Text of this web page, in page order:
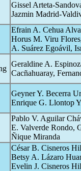
Gissel Arteta-
Jazmin Madrid-
Efrain A. Cehua
Horus M. Viru
A. Suárez Egoávil,
Geraldine A.
Cacñahuaray,
Geyner Y. Becerra
Enrique G. Llontop
Pablo V. Aguilar
E. Valverde Rondo,
Ñique Miranda
César B. Cisneros
Betsy A. Lázaro
Evelin J. Cisneros